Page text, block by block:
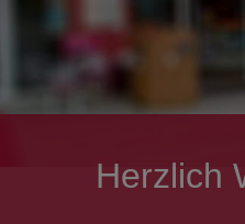
Herzlich